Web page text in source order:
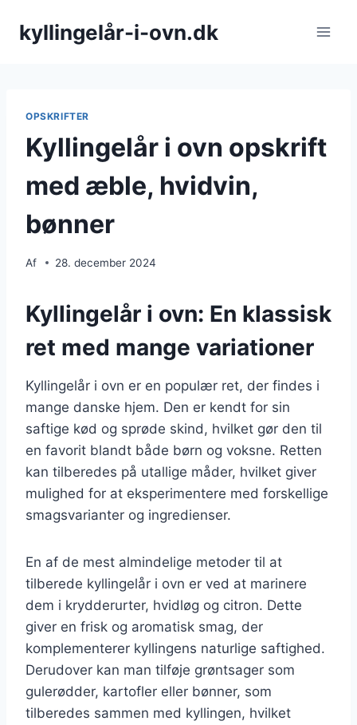
kyllingelår-i-ovn.dk
OPSKRIFTER
Kyllingelår i ovn opskrift
med æble, hvidvin,
bønner
Af 28. december 2024
Kyllingelår i ovn: En klassisk
ret med mange variationer
Kyllingelår i ovn er en populær ret, der findes i
mange danske hjem. Den er kendt for sin
saftige kød og sprøde skind, hvilket gør den til
en favorit blandt både børn og voksne. Retten
kan tilberedes på utallige måder, hvilket giver
mulighed for at eksperimentere med forskellige
smagsvarianter og ingredienser.
En af de mest almindelige metoder til at
tilberede kyllingelår i ovn er ved at marinere
dem i krydderurter, hvidløg og citron. Dette
giver en frisk og aromatisk smag, der
komplementerer kyllingens naturlige saftighed.
Derudover kan man tilføje grøntsager som
gulerødder, kartofler eller bønner, som
tilberedes sammen med kyllingen, hvilket